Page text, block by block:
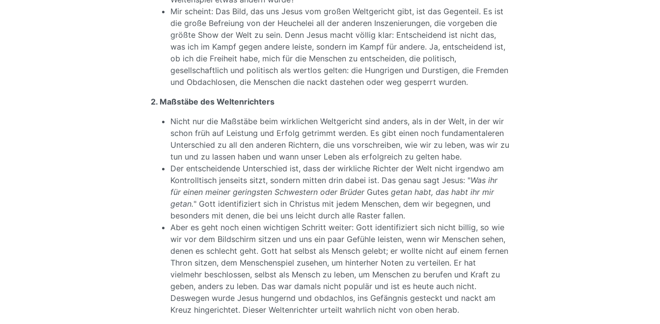
Mir scheint: Das Bild, das uns Jesus vom großen Weltgericht gibt, ist das Gegenteil. Es ist
die große Befreiung von der Heuchelei all der anderen Inszenierungen, die vorgeben die
größte Show der Welt zu sein. Denn Jesus macht völlig klar: Entscheidend ist nicht das,
was ich im Kampf gegen andere leiste, sondern im Kampf für andere. Ja, entscheidend ist,
ob ich die Freiheit habe, mich für die Menschen zu entscheiden, die politisch,
gesellschaftlich und politisch als wertlos gelten: die Hungrigen und Durstigen, die Fremden
und Obdachlosen, die Menschen die nackt dastehen oder weg gesperrt wurden.
2. Maßstäbe des Weltenrichters
Nicht nur die Maßstäbe beim wirklichen Weltgericht sind anders, als in der Welt, in der wir
schon früh auf Leistung und Erfolg getrimmt werden. Es gibt einen noch fundamentaleren
Unterschied zu all den anderen Richtern, die uns vorschreiben, wie wir zu leben, was wir zu
tun und zu lassen haben und wann unser Leben als erfolgreich zu gelten habe.
Der entscheidende Unterschied ist, dass der wirkliche Richter der Welt nicht irgendwo am
Kontrolltisch jenseits sitzt, sondern mitten drin dabei ist. Das genau sagt Jesus: "Was ihr
für einen meiner geringsten Schwestern oder Brüder Gutes getan habt, das habt ihr mir
getan." Gott identifiziert sich in Christus mit jedem Menschen, dem wir begegnen, und
besonders mit denen, die bei uns leicht durch alle Raster fallen.
Aber es geht noch einen wichtigen Schritt weiter: Gott identifiziert sich nicht billig, so wie
wir vor dem Bildschirm sitzen und uns ein paar Gefühle leisten, wenn wir Menschen sehen,
denen es schlecht geht. Gott hat selbst als Mensch gelebt; er wollte nicht auf einem fernen
Thron sitzen, dem Menschenspiel zusehen, um hinterher Noten zu verteilen. Er hat
vielmehr beschlossen, selbst als Mensch zu leben, um Menschen zu berufen und Kraft zu
geben, anders zu leben. Das war damals nicht populär und ist es heute auch nicht.
Deswegen wurde Jesus hungernd und obdachlos, ins Gefängnis gesteckt und nackt am
Kreuz hingerichtet. Dieser Weltenrichter urteilt wahrlich nicht von oben herab.